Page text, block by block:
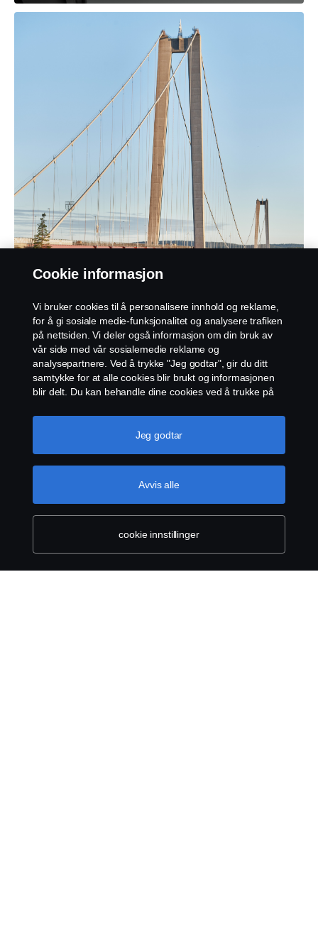
Cookie informasjon
Vi bruker cookies til å personalisere innhold og reklame,
for å gi sosiale medie-funksjonalitet og analysere trafiken
på nettsiden. Vi deler også informasjon om din bruk av
vår side med vår sosialemedie reklame og
analysepartnere. Ved å trykke "Jeg godtar", gir du ditt
samtykke for at alle cookies blir brukt og informasjonen
blir delt. Du kan behandle dine cookies ved å trukke på
en mer detaljert forklaring hvordan vi bruker cookies,
vennligst besøk vår cookies-erklæring, som du finner ved
cookie innstillinger
Avvis alle
Jeg godtar